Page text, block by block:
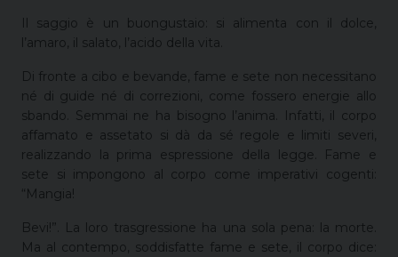
Il saggio è un buongustaio: si alimenta con il dolce,
l’amaro, il salato, l’acido della vita.
Di fronte a cibo e bevande, fame e sete non necessitano
né di guide né di correzioni, come fossero energie allo
sbando. Semmai ne ha bisogno l’anima. Infatti, il corpo
affamato e assetato si dà da sé regole e limiti severi,
realizzando la prima espressione della legge. Fame e
sete si impongono al corpo come imperativi cogenti:
“Mangia!
Bevi!”. La loro trasgressione ha una sola pena: la morte.
Ma al contempo, soddisfatte fame e sete, il corpo dice: